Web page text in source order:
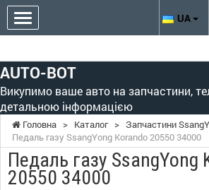
AUTO-BOT
Викупимо ваше авто на запчастини,
детальною інформацією
UA
Головна > Каталог > Запчастини
Педаль газу SsangYong Korando 20550 34000
Педаль газу SsangYong
20550 34000